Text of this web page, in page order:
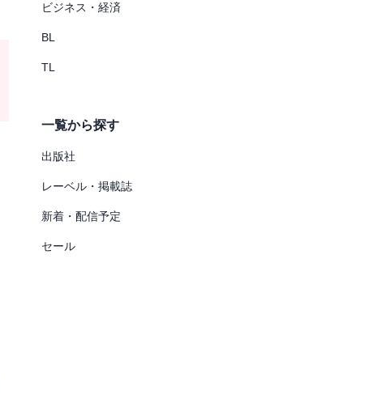
ビジネス・経済
BL
TL
一覧から探す
出版社
レーベル・掲載誌
新着・配信予定
セール